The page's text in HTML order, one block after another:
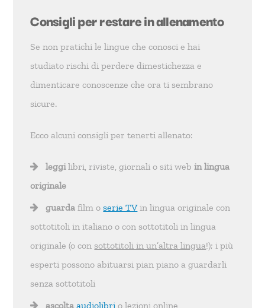
Consigli per restare in allenamento
Se non pratichi le lingue che conosci e hai
studiato rischi di perdere dimestichezza e
dimenticare conoscenze che ora ti sembrano
sicure.
Ecco alcuni consigli per tenerti allenato:
leggilibri, riviste, giornali o siti webin lingua
originale
guarda film oserie TVin lingua originale con
sottotitoli in italiano o con sottotitoli in lingua
originale (o con sottotitoli in un’altra lingua!); i più
esperti possono abituarsi pian piano a guardarli
senza sottotitoli
ascolta audiolibri o lezioni online